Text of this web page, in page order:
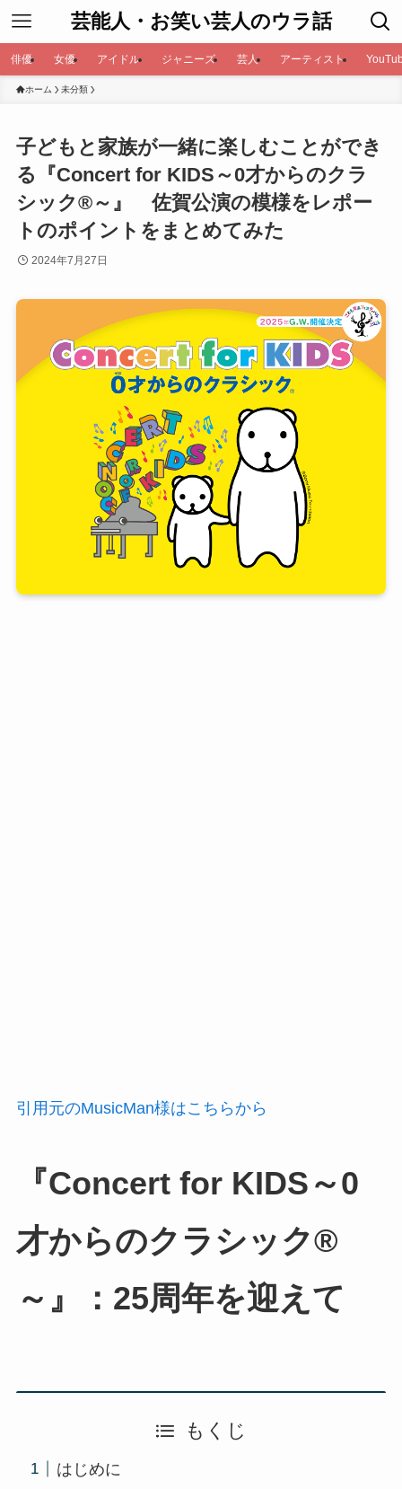
芸能人・お笑い芸人のウラ話
俳優 女優 アイドル ジャニーズ 芸人 アーティスト
ホーム 未分類
子どもと家族が一緒に楽しむことができ
る『Concert for KIDS～0才からのクラ
シック®～』 佐賀公演の模様をレポー
トのポイントをまとめてみた
2024年7月27日
引用元のMusicMan様はこちらから
『Concert for KIDS～0
才からのクラシック®
～』：25周年を迎えて
もくじ
はじめに